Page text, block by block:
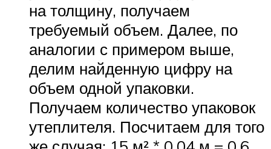
на толщину, получаем
требуемый объем. Далее, по
аналогии с примером выше,
делим найденную цифру на
объем одной упаковки.
Получаем количество упаковок
утеплителя. Посчитаем для того